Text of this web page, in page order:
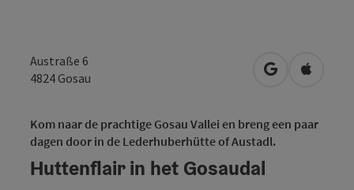
Austraße 6
4824 Gosau Openen in
Kom naar de prachtige Gosau Vallei en breng een paar
dagen door in de Lederhuberhütte of Austadl.
Huttenflair in het Gosaudal